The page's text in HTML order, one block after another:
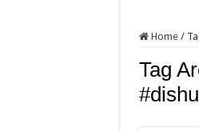
Home /
Tag